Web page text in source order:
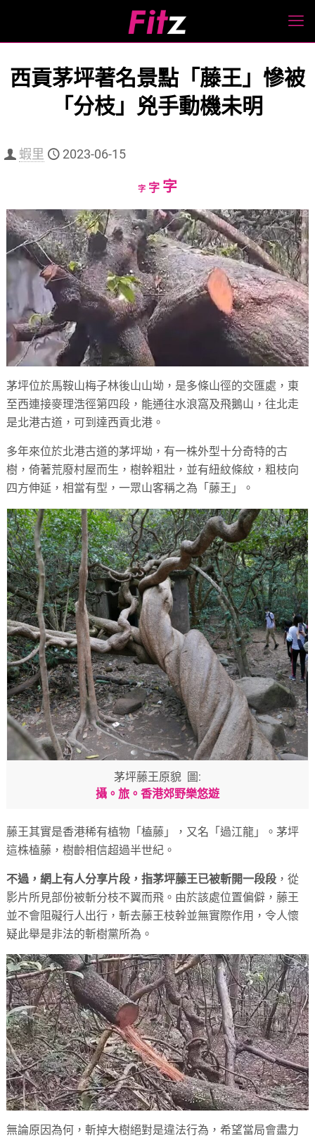
西貢茅坪著名景點「藤王」慘被
「分枝」兇手動機未明
蝦里 2023-06-15
字Decrease
size.
字Reset
size.
字Increase
size.
茅坪位於馬鞍山梅子林後山山坳，是多條山徑的交匯處，東
至西連接麥理浩徑第四段，能通往水浪窩及飛鵝山，往北走
是北港古道，可到達西貢北港。
多年來位於北港古道的茅坪坳，有一株外型十分奇特的古
樹，倚著荒廢村屋而生，樹幹粗壯，並有紐紋條紋，粗枝向
四方伸延，相當有型，一眾山客稱之為「藤王」。
茅坪藤王原貌 圖:
攝。旅。香港郊野樂悠遊
藤王其實是香港稀有植物「榼藤」，又名「過江龍」。茅坪
這株榼藤，樹齡相信超過半世紀。
不過，網上有人分享片段，指茅坪藤王已被斬開一段段 ，從
影片所見部份被斬分枝不翼而飛。由於該處位置偏僻，藤王
並不會阻礙行人出行，斬去藤王枝幹並無實際作用，令人懷
疑此舉是非法的斬樹黨所為。
無論原因為何，斬掉大樹絕對是違法行為，希望當局會盡力